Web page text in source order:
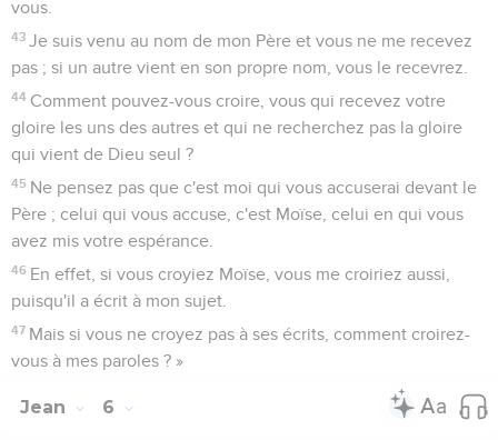
vous.
43 Je suis venu au nom de mon Père et vous ne me recevez
pas ; si un autre vient en son propre nom, vous le recevrez.
44 Comment pouvez-vous croire, vous qui recevez votre
gloire les uns des autres et qui ne recherchez pas la gloire
qui vient de Dieu seul ?
45 Ne pensez pas que c'est moi qui vous accuserai devant le
Père ; celui qui vous accuse, c'est Moïse, celui en qui vous
avez mis votre espérance.
46 En effet, si vous croyiez Moïse, vous me croiriez aussi,
puisqu'il a écrit à mon sujet.
47 Mais si vous ne croyez pas à ses écrits, comment croirez-
vous à mes paroles ? »
Jean 6